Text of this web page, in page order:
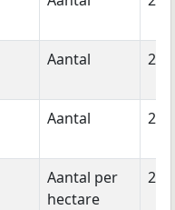
Aantal
Aantal
Aantal per
hectare